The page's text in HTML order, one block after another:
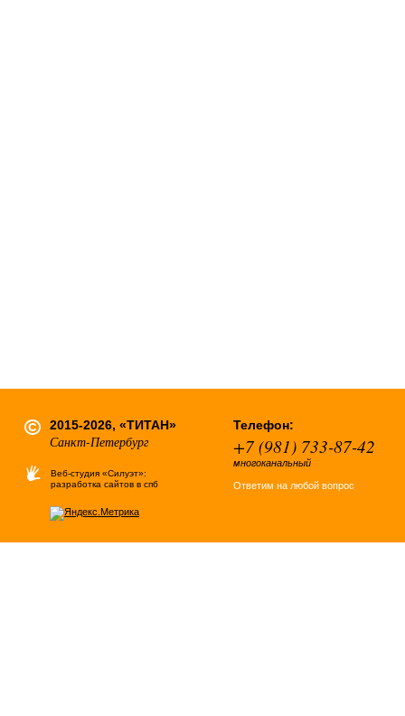
2015-2026, «ТИТАН»
Санкт-Петербург
Веб-студия «Силуэт»:
разработка сайтов в спб
Телефон:
+7 (981) 733-87-42
многоканальный
Ответим на любой вопрос